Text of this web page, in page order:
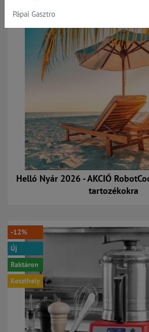
Helló Nyár 2026 - AKCIÓ
tartozékokra
-12%
Új
Raktáron
Keszthely
Pápai Gasztro